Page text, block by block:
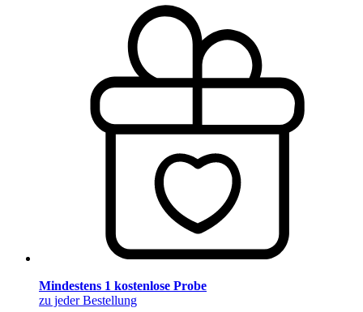
Mindestens 1 kostenlose Probe
zu jeder Bestellung